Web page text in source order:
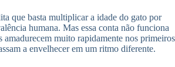
que basta multiplicar a idade do gato por
humana. Mas essa conta não funciona
amadurecem muito rapidamente nos primeiros
a envelhecer em um ritmo diferente.